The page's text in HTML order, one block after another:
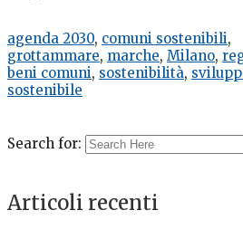
agenda 2030, comuni sostenibili,
grottammare, marche, Milano,
beni comuni, sostenibilità,
sostenibile
Search for:
Articoli recenti